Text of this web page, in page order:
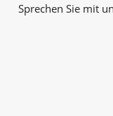
Sprechen Sie mit